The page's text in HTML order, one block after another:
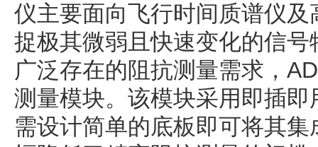
仪主要面向飞行时间质谱仪
捉极其微弱且快速变化的信
广泛存在的阻抗测量需求，
测量模块。该模块采用即插
需设计简单的底板即可将其